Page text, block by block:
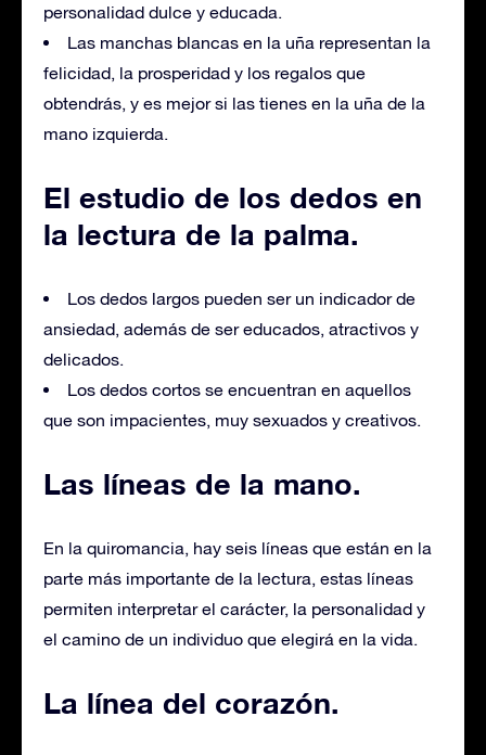
personalidad dulce y educada.
Las manchas blancas en la uña representan la
felicidad, la prosperidad y los regalos que
obtendrás, y es mejor si las tienes en la uña de la
mano izquierda.
El estudio de los dedos en
la lectura de la palma.
Los dedos largos pueden ser un indicador de
ansiedad, además de ser educados, atractivos y
delicados.
Los dedos cortos se encuentran en aquellos
que son impacientes, muy sexuados y creativos.
Las líneas de la mano.
En la quiromancia, hay seis líneas que están en la
parte más importante de la lectura, estas líneas
permiten interpretar el carácter, la personalidad y
el camino de un individuo que elegirá en la vida.
La línea del corazón.